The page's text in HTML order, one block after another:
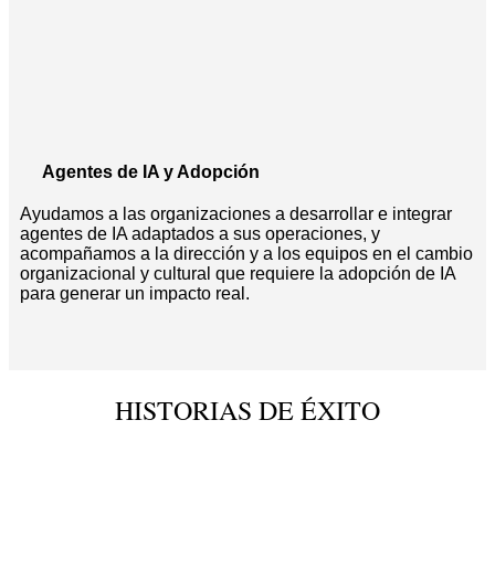
Agentes de IA y Adopción
Ayudamos a las organizaciones a desarrollar e integrar
agentes de IA adaptados a sus operaciones, y
acompañamos a la dirección y a los equipos en el cambio
organizacional y cultural que requiere la adopción de IA
para generar un impacto real.
HISTORIAS DE ÉXITO